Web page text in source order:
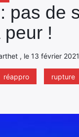
pas de
peur !
, le 13 février
réappro rupture